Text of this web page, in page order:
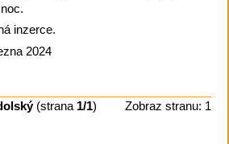
inzerce.
2024
(strana 1/1) Zobraz stranu: 1